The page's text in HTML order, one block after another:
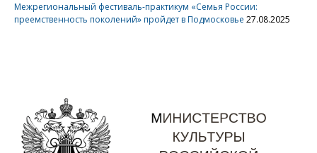
Межрегиональный фестиваль-практикум «Семья России:
преемственность поколений» пройдет в Подмосковье 27.08.2025